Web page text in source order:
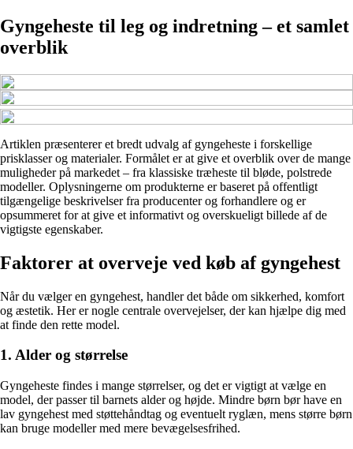
Gyngeheste til leg og indretning – et samlet
overblik
Artiklen præsenterer et bredt udvalg af gyngeheste i forskellige
prisklasser og materialer. Formålet er at give et overblik over de mange
muligheder på markedet – fra klassiske træheste til bløde, polstrede
modeller. Oplysningerne om produkterne er baseret på offentligt
tilgængelige beskrivelser fra producenter og forhandlere og er
opsummeret for at give et informativt og overskueligt billede af de
vigtigste egenskaber.
Faktorer at overveje ved køb af gyngehest
Når du vælger en gyngehest, handler det både om sikkerhed, komfort
og æstetik. Her er nogle centrale overvejelser, der kan hjælpe dig med
at finde den rette model.
1. Alder og størrelse
Gyngeheste findes i mange størrelser, og det er vigtigt at vælge en
model, der passer til barnets alder og højde. Mindre børn bør have en
lav gyngehest med støttehåndtag og eventuelt ryglæn, mens større børn
kan bruge modeller med mere bevægelsesfrihed.